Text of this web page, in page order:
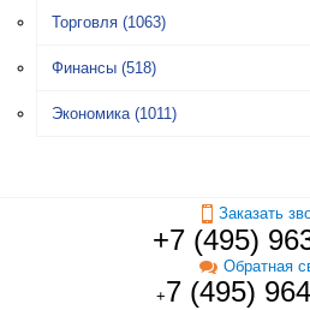
Торговля (1063)
Финансы (518)
Экономика (1011)
Заказать
+7 (495)
Обратная
+7 (495)